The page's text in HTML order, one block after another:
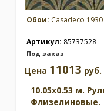
Обои: Casadeco 1930
Артикул: 85737528
Под заказ
Цена 11013 руб.
10.05x0.53 м.
Флизелиновые.